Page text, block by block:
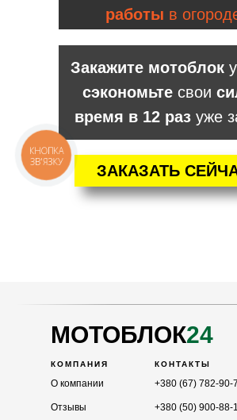
ЗАКАЗАТЬ
Закажите мотоблоку
сэкономьте свои
время в 12 разуже
работы в
О компании
КОМПАНИЯ
+380 (67) 782-90-
КОНТАКТЫ
МОТОБЛОК24
Отзывы +380 (50) 900-88-
КНОПКА
ЗВ'ЯЗКУ